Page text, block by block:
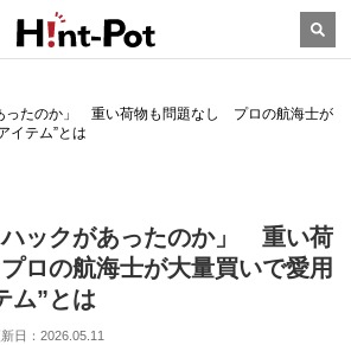
ったのか」 重い荷物も問題なし プロの航海士が
イテム”とは
ハックがあったのか」 重い荷
ロの航海士が大量買いで愛用
ム”とは
日：2026.05.11